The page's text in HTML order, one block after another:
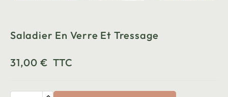
Saladier En Verre Et Tressage
31,00 € TTC